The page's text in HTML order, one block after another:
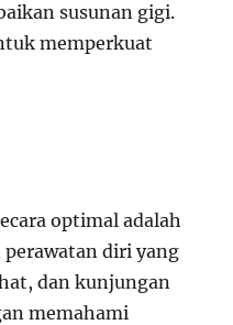
susunan gigi.
memperkuat
optimal adalah
diri yang
dan kunjungan
memahami